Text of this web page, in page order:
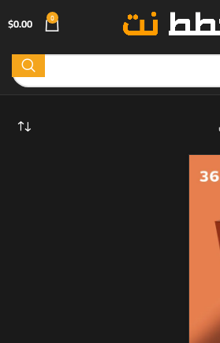
0
$0.00